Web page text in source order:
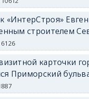
«ИнтерСтроя»
строителем
6126
карточки
Приморский